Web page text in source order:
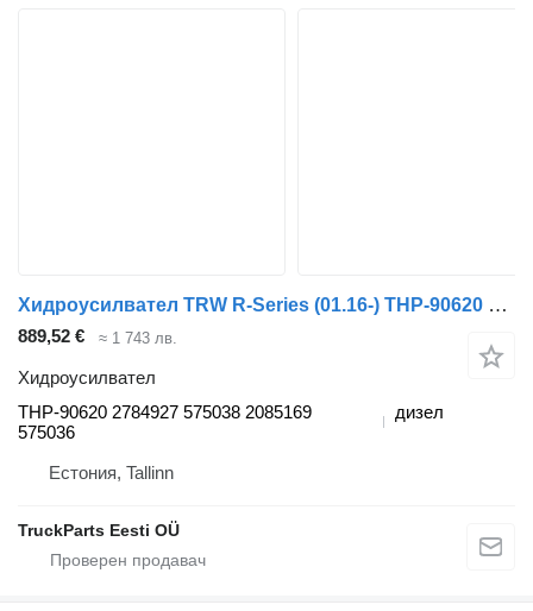
Хидроусилвател TRW R-Series (01.16-) THP-90620 за влекач Scania L,P,G,R,S-series (2016-)
889,52 € ≈ 1 743 лв.
Хидроусилвател
THP-90620 2784927 575038 2085169
575036
дизел
Естония, Tallinn
TruckParts Eesti OÜ